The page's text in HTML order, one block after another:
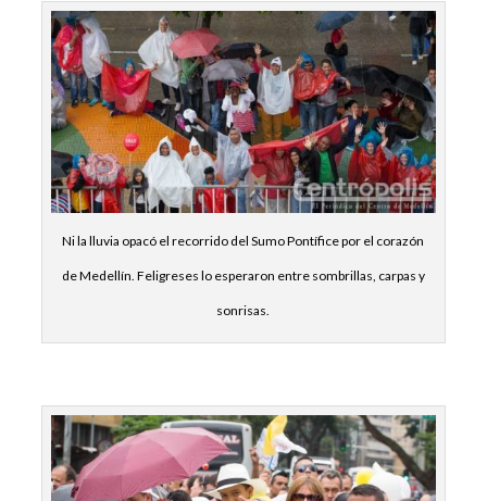
Ni la lluvia opacó el recorrido del Sumo Pontífice por el corazón
de Medellín. Feligreses lo esperaron entre sombrillas, carpas y
sonrisas.